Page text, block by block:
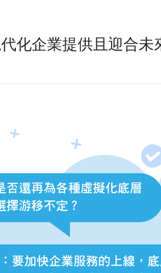
化企業提供且迎合